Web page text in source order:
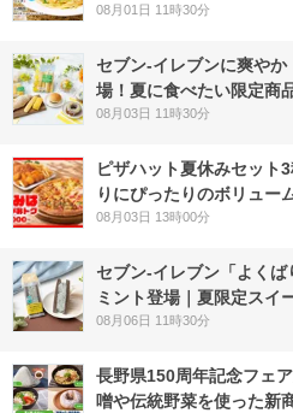
08月01日 11時30分
セブン‐イレブンに爽や
場！夏に食べたい限定商
08月03日 11時30分
ピザハット夏休みセット
りにぴったりのボリュー
08月03日 13時00分
セブン‐イレブン「よく
ミント登場｜夏限定スイ
08月06日 11時30分
長野県150周年記念フェ
噌や伝統野菜を使った新